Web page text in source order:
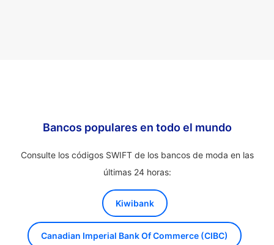
Bancos populares en todo el mundo
Consulte los códigos SWIFT de los bancos de moda en las
últimas 24 horas:
Kiwibank
Canadian Imperial Bank Of Commerce (CIBC)